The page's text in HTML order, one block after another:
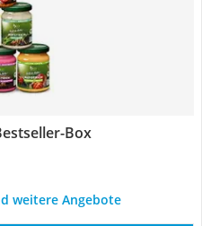
Box
weitere Angebote